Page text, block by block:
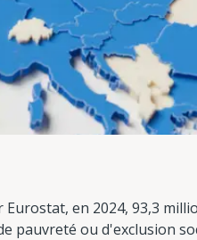
en 2024, 93,3
pauvreté ou d'exclusion